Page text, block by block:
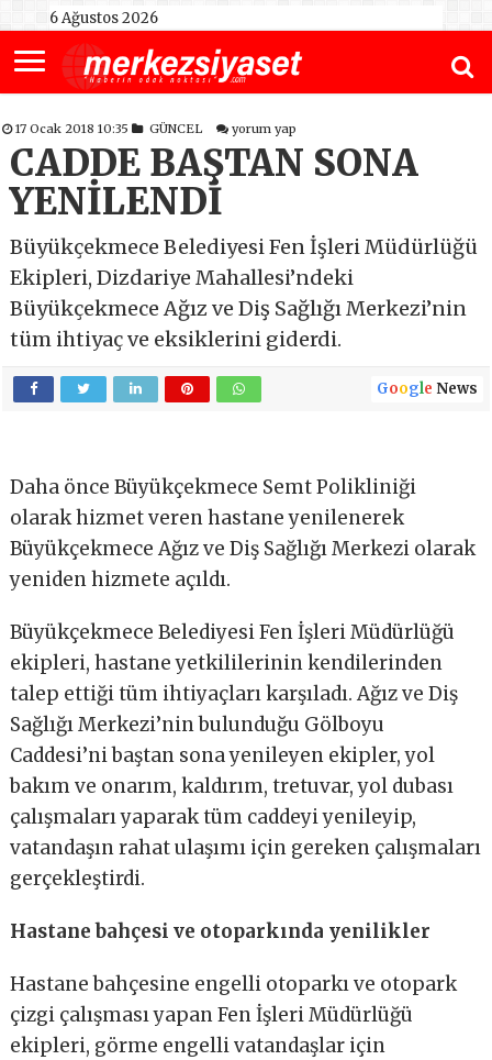
6 Ağustos 2026
17 Ocak 2018 10:35 GÜNCEL yorum yap
CADDE BAŞTAN SONA
YENİLENDİ
Büyükçekmece Belediyesi Fen İşleri Müdürlüğü
Ekipleri, Dizdariye Mahallesi’ndeki
Büyükçekmece Ağız ve Diş Sağlığı Merkezi’nin
tüm ihtiyaç ve eksiklerini giderdi.
Google News
Daha önce Büyükçekmece Semt Polikliniği
olarak hizmet veren hastane yenilenerek
Büyükçekmece Ağız ve Diş Sağlığı Merkezi olarak
yeniden hizmete açıldı.
Büyükçekmece Belediyesi Fen İşleri Müdürlüğü
ekipleri, hastane yetkililerinin kendilerinden
talep ettiği tüm ihtiyaçları karşıladı. Ağız ve Diş
Sağlığı Merkezi’nin bulunduğu Gölboyu
Caddesi’ni baştan sona yenileyen ekipler, yol
bakım ve onarım, kaldırım, tretuvar, yol dubası
çalışmaları yaparak tüm caddeyi yenileyip,
vatandaşın rahat ulaşımı için gereken çalışmaları
gerçekleştirdi.
Hastane bahçesi ve otoparkında yenilikler
Hastane bahçesine engelli otoparkı ve otopark
çizgi çalışması yapan Fen İşleri Müdürlüğü
ekipleri, görme engelli vatandaşlar için